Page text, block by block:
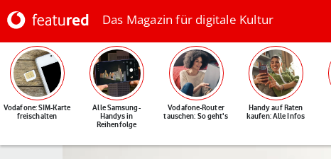
Das Magazin für digitale Kultur
Vodafone: SIM-Karte
freischalten
Alle Samsung-
Handys in
Reihenfolge
Vodafone-Router
tauschen: So geht's
Handy auf Raten
kaufen: Alle Infos